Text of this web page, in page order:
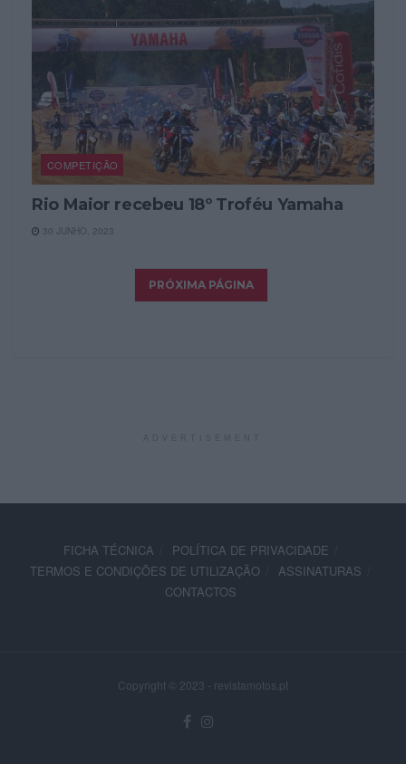
COMPETIÇÃO
Rio Maior recebeu 18º Troféu Yamaha
30 JUNHO, 2023
FICHA TÉCNICA
POLÍTICA DE PRIVACIDADE
TERMOS E CONDIÇÕES DE UTILIZAÇÃO
ASSINATURAS
CONTACTOS
Copyright © 2023 - revistamotos.pt